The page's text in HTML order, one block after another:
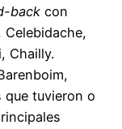
back con
Chailly.
que tuvieron o